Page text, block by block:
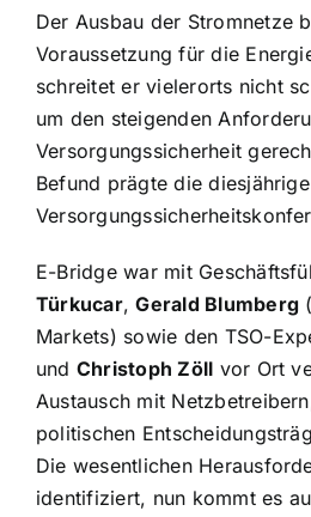
Der Ausbau der Stromnetze
Voraussetzung für die
schreitet er vielerorts nicht
um den steigenden
Versorgungssicherheit
Befund prägte die diesjährige
E-Bridge war mit
Türkucar,Gerald Blumberg
Markets) sowie den TSO-
und Christoph Zöll vor Ort
Austausch mit
politischen
Die wesentlichen
identifiziert, nun kommt es